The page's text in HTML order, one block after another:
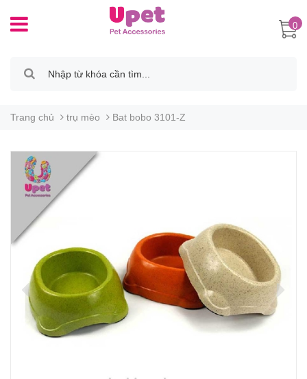
0
Trang chủ trụ mèo Bat bobo 3101-Z